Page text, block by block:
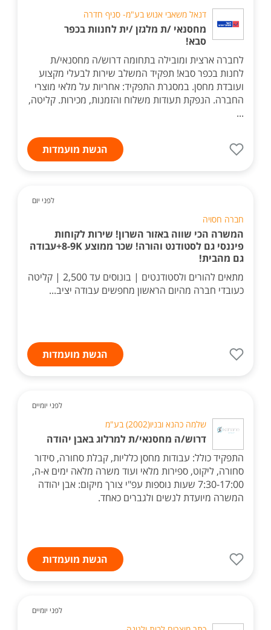
דנאל משאבי אנוש בע"מ- סניף חדרה
מחסנאי /ת מלגזן /ית לחנוות בכפר
סבא!
לחברה ארצית ומובילה בתחומה דרוש/ה מחסנאי/ת
לחנות בכפר סבא! תפקיד המשלב שירות לבעלי מקצוע
ועובדת מחסן. במסגרת התפקיד: אחריות על מלאי מוצרי
החברה. הנפקת תעודות משלוח והזמנות, מכירות. קליטה,
...
הגשת מועמדות
לפני יום
חברה חסויה
המשרה הכי שווה באזור השרון! שירות לקוחות
פיננסי גם לסטודנט והורה! שכר ממוצע 8-9K+עבודה
גם מהבית!
מתאים להורים ולסטודנטים | בונוסים עד 2,500 | קליטה
כעובדי חברה מהיום הראשון מחפשים עבודה יציב...
הגשת מועמדות
לפני יומיים
שלמה כהנא ובניו(2002) בע"מ
דרוש/ה מחסנאי/ת למרלוג באבן יהודה
התפקיד כולל: עבודות מחסן כלליות, קבלת סחורה, סידור
סחורה, ליקוט, ספירות מלאי ועוד משרה מלאה ימים א-ה,
7:30-17:00 שעות נוספות עפ"י צורך מיקום: אבן יהודה
המשרה מיועדת לנשים ולגברים כאחד.
הגשת מועמדות
לפני יומיים